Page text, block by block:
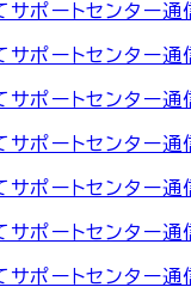
サポートセンター
サポートセンター
サポートセンタ
サポートセンタ
サポートセンター
サポートセンター
サポートセンター